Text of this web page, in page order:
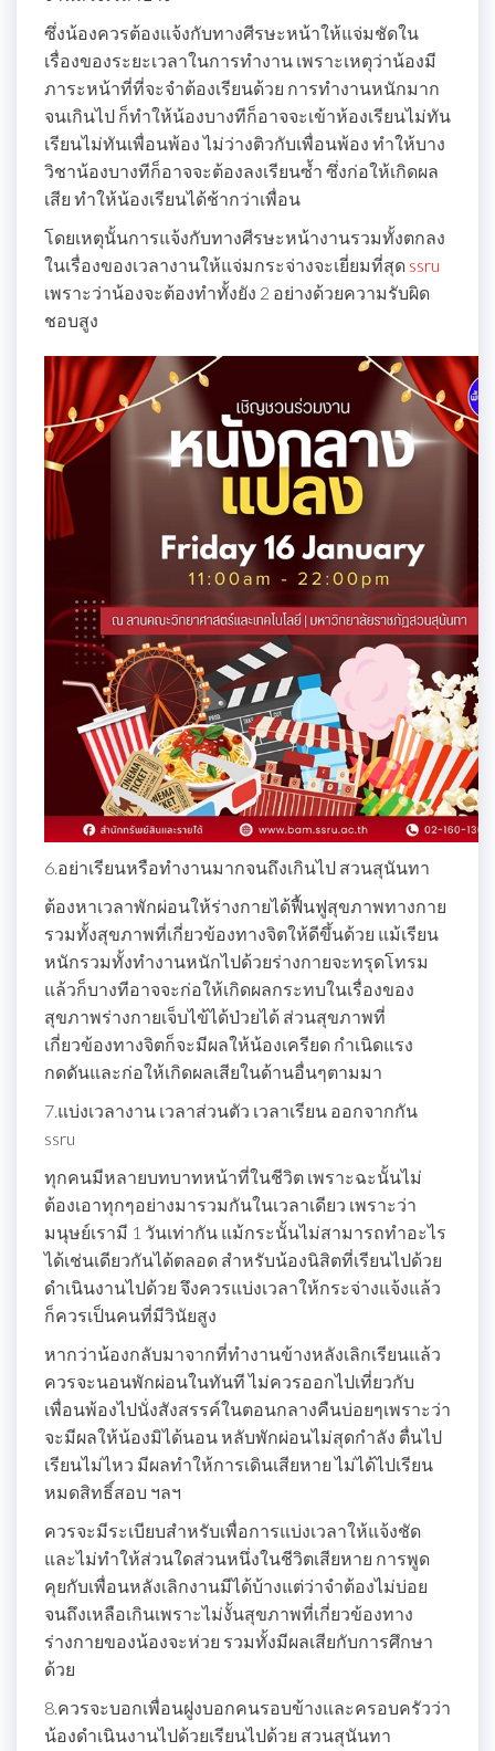
ซึ่งน้องควรต้องแจ้งกับทางศีรษะหน้าให้แจ่มชัดใน
เรื่องของระยะเวลาในการทำงาน เพราะเหตุว่าน้องมี
ภาระหน้าที่ที่จะจำต้องเรียนด้วย การทำงานหนักมาก
จนเกินไป ก็ทำให้น้องบางทีก็อาจจะเข้าห้องเรียนไม่ทัน
เรียนไม่ทันเพื่อนพ้อง ไม่ว่างติวกับเพื่อนพ้อง ทำให้บาง
วิชาน้องบางทีก็อาจจะต้องลงเรียนซ้ำ ซึ่งก่อให้เกิดผล
เสีย ทำให้น้องเรียนได้ช้ากว่าเพื่อน
โดยเหตุนั้นการแจ้งกับทางศีรษะหน้างานรวมทั้งตกลง
ในเรื่องของเวลางานให้แจ่มกระจ่างจะเยี่ยมที่สุด ssru
เพราะว่าน้องจะต้องทำทั้งยัง 2 อย่างด้วยความรับผิด
ชอบสูง
6.อย่าเรียนหรือทำงานมากจนถึงเกินไป สวนสุนันทา
ต้องหาเวลาพักผ่อนให้ร่างกายได้ฟื้นฟูสุขภาพทางกาย
รวมทั้งสุขภาพที่เกี่ยวข้องทางจิตให้ดีขึ้นด้วย แม้เรียน
หนักรวมทั้งทำงานหนักไปด้วยร่างกายจะทรุดโทรม
แล้วก็บางทีอาจจะก่อให้เกิดผลกระทบในเรื่องของ
สุขภาพร่างกายเจ็บไข้ได้ป่วยได้ ส่วนสุขภาพที่
เกี่ยวข้องทางจิตก็จะมีผลให้น้องเครียด กำเนิดแรง
กดดันและก่อให้เกิดผลเสียในด้านอื่นๆตามมา
7.แบ่งเวลางาน เวลาส่วนตัว เวลาเรียน ออกจากกัน
ssru
ทุกคนมีหลายบทบาทหน้าที่ในชีวิต เพราะฉะนั้นไม่
ต้องเอาทุกๆอย่างมารวมกันในเวลาเดียว เพราะว่า
มนุษย์เรามี 1 วันเท่ากัน แม้กระนั้นไม่สามารถทำอะไร
ได้เช่นเดียวกันได้ตลอด สำหรับน้องนิสิตที่เรียนไปด้วย
ดำเนินงานไปด้วย จึงควรแบ่งเวลาให้กระจ่างแจ้งแล้ว
ก็ควรเป็นคนที่มีวินัยสูง
หากว่าน้องกลับมาจากที่ทำงานข้างหลังเลิกเรียนแล้ว
ควรจะนอนพักผ่อนในทันที ไม่ควรออกไปเที่ยวกับ
เพื่อนพ้องไปนั่งสังสรรค์ในตอนกลางคืนบ่อยๆเพราะว่า
จะมีผลให้น้องมิได้นอน หลับพักผ่อนไม่สุดกำลัง ตื่นไป
เรียนไม่ไหว มีผลทำให้การเดินเสียหาย ไม่ได้ไปเรียน
หมดสิทธิ์สอบ ฯลฯ
ควรจะมีระเบียบสำหรับเพื่อการแบ่งเวลาให้แจ้งชัด
และไม่ทำให้ส่วนใดส่วนหนึ่งในชีวิตเสียหาย การพูด
คุยกับเพื่อนหลังเลิกงานมีได้บ้างแต่ว่าจำต้องไม่บ่อย
จนถึงเหลือเกินเพราะไม่งั้นสุขภาพที่เกี่ยวข้องทาง
ร่างกายของน้องจะห่วย รวมทั้งมีผลเสียกับการศึกษา
ด้วย
8.ควรจะบอกเพื่อนฝูงบอกคนรอบข้างและครอบครัวว่า
น้องดำเนินงานไปด้วยเรียนไปด้วย สวนสุนันทา